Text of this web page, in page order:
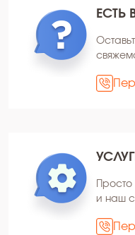
ЕСТЬ
и наш